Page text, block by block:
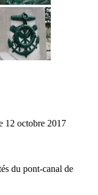
12 octobre 2017
du pont-canal de